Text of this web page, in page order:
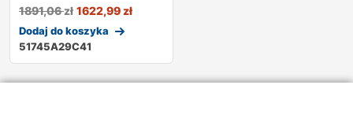
1891,06zł 1622,99zł
Dodaj do koszyka
51745A29C41